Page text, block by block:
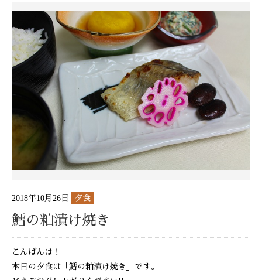
2018年10月26日 夕食
鱈の粕漬け焼き
こんばんは！
本日の夕食は「鱈の粕漬け焼き」です。